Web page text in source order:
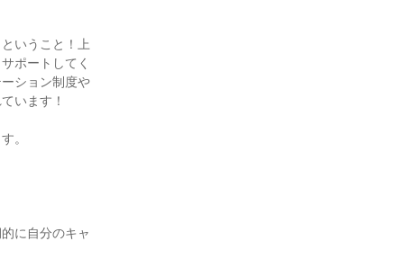
いうこと！上
ポートしてく
ション制度や
います！
。
に自分のキャ